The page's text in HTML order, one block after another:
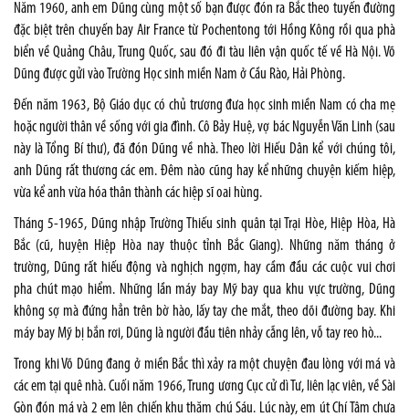
Năm 1960, anh em Dũng cùng một số bạn được đón ra Bắc theo tuyến đường
đặc biệt trên chuyến bay Air France từ Pochentong tới Hồng Kông rồi qua phà
biển về Quảng Châu, Trung Quốc, sau đó đi tàu liên vận quốc tế về Hà Nội. Võ
Dũng được gửi vào Trường Học sinh miền Nam ở Cầu Rào, Hải Phòng.
Đến năm 1963, Bộ Giáo dục có chủ trương đưa học sinh miền Nam có cha mẹ
hoặc người thân về sống với gia đình. Cô Bảy Huệ, vợ bác Nguyễn Văn Linh (sau
này là Tổng Bí thư), đã đón Dũng về nhà. Theo lời Hiếu Dân kể với chúng tôi,
anh Dũng rất thương các em. Đêm nào cũng hay kể những chuyện kiếm hiệp,
vừa kể anh vừa hóa thân thành các hiệp sĩ oai hùng.
Tháng 5-1965, Dũng nhập Trường Thiếu sinh quân tại Trại Hòe, Hiệp Hòa, Hà
Bắc (cũ, huyện Hiệp Hòa nay thuộc tỉnh Bắc Giang). Những năm tháng ở
trường, Dũng rất hiếu động và nghịch ngợm, hay cầm đầu các cuộc vui chơi
pha chút mạo hiểm. Những lần máy bay Mỹ bay qua khu vực trường, Dũng
không sợ mà đứng hẳn trên bờ hào, lấy tay che mắt, theo dõi đường bay. Khi
máy bay Mỹ bị bắn rơi, Dũng là người đầu tiên nhảy cẫng lên, vỗ tay reo hò...
Trong khi Võ Dũng đang ở miền Bắc thì xảy ra một chuyện đau lòng với má và
các em tại quê nhà. Cuối năm 1966, Trung ương Cục cử dì Tư, liên lạc viên, về Sài
Gòn đón má và 2 em lên chiến khu thăm chú Sáu. Lúc này, em út Chí Tâm chưa